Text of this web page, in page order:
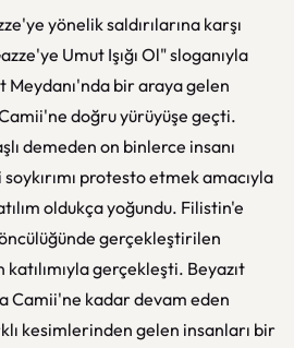
yönelik saldırılarına karşı
Umut Işığı Ol" sloganıyla
Meydanı'nda bir araya gelen
doğru yürüyüşe geçti.
demeden on binlerce insanı
protesto etmek amacıyla
oldukça yoğundu. Filistin'e
gerçekleştirilen
gerçekleşti. Beyazıt
Camii'ne kadar devam eden
kesimlerinden gelen insanları bir